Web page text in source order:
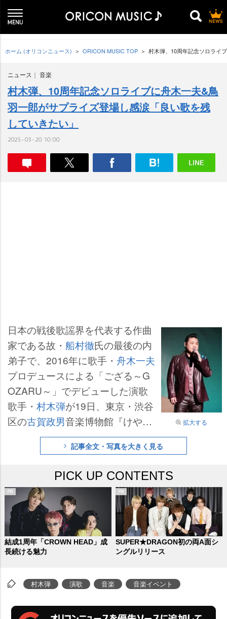
ホーム (オリコンニュース) ORICON MUSIC TOP 村木弾、10周年記念ソロライ
ニュース 音楽
村木弾、10周年記念ソロライブに舟木一夫&鳥
羽一郎がサプライズ登場し感涙「良い歌を残
していきたい」
2025-03-20 10:00
拡大する
日本の戦後歌謡界を代表する作曲
家である故・ 船村徹氏の最後の内
弟子で、2016年に歌手・ 舟木一夫
プロデュースによる「ござる～G
OZARU～」でデビューした演歌
歌手・ 村木弾が19日、東京・渋谷
区の古賀政男音楽博物館『けやき
ホール』でデビュー10周年記念ソ
ロライブを開いた。記事全文・写真を大きく見る
PICK UP CONTENTS
結成1周年「CROWN HEAD」成
長続ける魅力
SUPER★DRAGON初の両A面シ
ングルリリース
村木弾 演歌 音楽 音楽イベント